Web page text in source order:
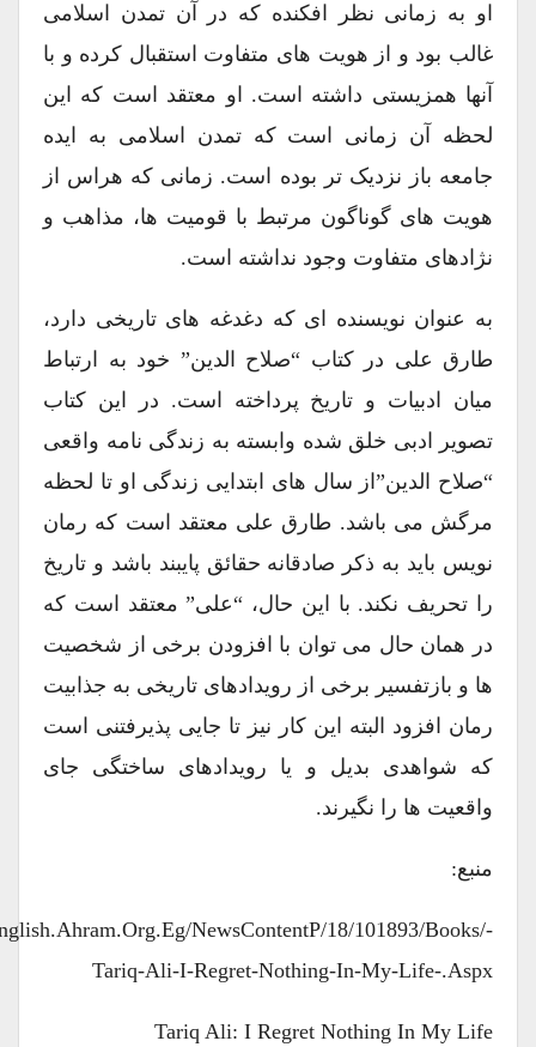
او به زمانی نظر افکنده که در آن تمدن اسلامی
غالب بود و از هویت های متفاوت استقبال کرده و با
آنها همزیستی داشته است. او معتقد است که این
لحظه آن زمانی است که تمدن اسلامی به ایده
جامعه باز نزدیک تر بوده است. زمانی که هراس از
هویت های گوناگون مرتبط با قومیت ها، مذاهب و
نژادهای متفاوت وجود نداشته است.
به عنوان نویسنده ای که دغدغه های تاریخی دارد،
طارق علی در کتاب “صلاح الدین” خود به ارتباط
میان ادبیات و تاریخ پرداخته است. در این کتاب
تصویر ادبی خلق شده وابسته به زندگی نامه واقعی
“صلاح الدین”از سال های ابتدایی زندگی او تا لحظه
مرگش می باشد. طارق علی معتقد است که رمان
نویس باید به ذکر صادقانه حقائق پایبند باشد و تاریخ
را تحریف نکند. با این حال، “علی” معتقد است که
در همان حال می توان با افزودن برخی از شخصیت
ها و بازتفسیر برخی از رویدادهای تاریخی به جذابیت
رمان افزود البته این کار نیز تا جایی پذیرفتنی است
که شواهدی بدیل و یا رویدادهای ساختگی جای
واقعیت ها را نگیرند.
منبع:
NewsContentP/18/101893/Books/-
Tariq-Ali-I-Regret-Nothing-In-My-Life-.aspx
Tariq Ali: I Regret Nothing In My Life